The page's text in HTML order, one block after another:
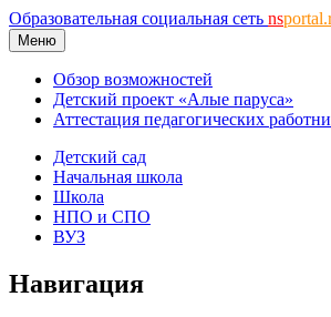
Образовательная социальная сеть ns
Меню
Обзор возможностей
Детский проект «Алые паруса»
Аттестация педагогических
Детский сад
Начальная школа
Школа
НПО и СПО
ВУЗ
Навигация